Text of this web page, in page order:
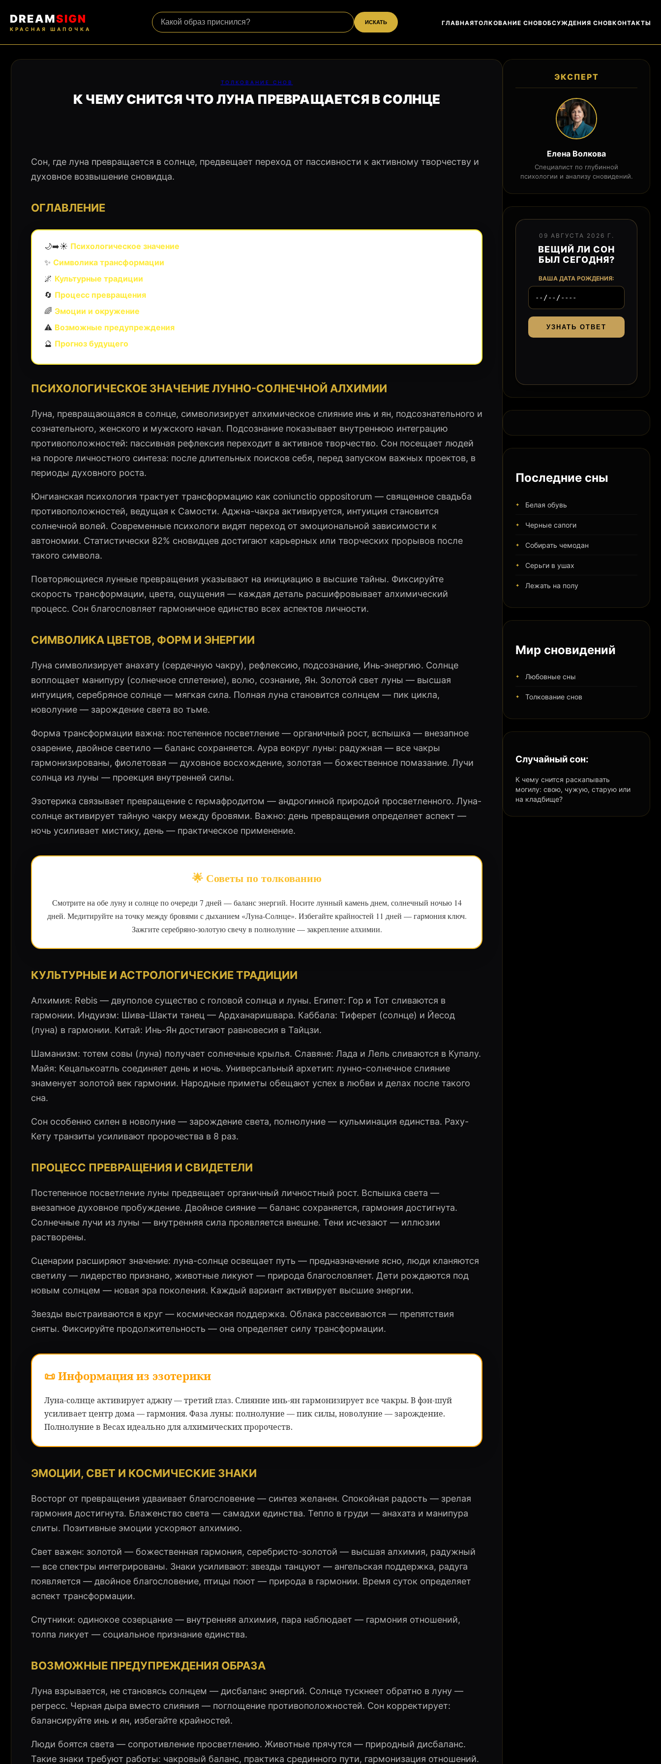
DREAMSIGN
КРАСНАЯ ШАПОЧКА
ИСКАТЬ ГЛАВНАЯТОЛКОВАНИЕ СНОВОБСУЖДЕНИЯ СНОВКОНТАКТЫ
ТОЛКОВАНИЕ СНОВ
К ЧЕМУ СНИТСЯ ЧТО ЛУНА ПРЕВРАЩАЕТСЯ В СОЛНЦЕ
Сон, где луна превращается в солнце, предвещает переход от пассивности к активному творчеству и
духовное возвышение сновидца.
ОГЛАВЛЕНИЕ
🌙➡️☀️ Психологическое значение
✨ Символика трансформации
🌌 Культурные традиции
🔄 Процесс превращения
🌈 Эмоции и окружение
⚠️ Возможные предупреждения
🔮 Прогноз будущего
ПСИХОЛОГИЧЕСКОЕ ЗНАЧЕНИЕ ЛУННО-СОЛНЕЧНОЙ АЛХИМИИ
Луна, превращающаяся в солнце, символизирует алхимическое слияние инь и ян, подсознательного и
сознательного, женского и мужского начал. Подсознание показывает внутреннюю интеграцию
противоположностей: пассивная рефлексия переходит в активное творчество. Сон посещает людей
на пороге личностного синтеза: после длительных поисков себя, перед запуском важных проектов, в
периоды духовного роста.
Юнгианская психология трактует трансформацию как coniunctio oppositorum — священное свадьба
противоположностей, ведущая к Самости. Аджна-чакра активируется, интуиция становится
солнечной волей. Современные психологи видят переход от эмоциональной зависимости к
автономии. Статистически 82% сновидцев достигают карьерных или творческих прорывов после
такого символа.
Повторяющиеся лунные превращения указывают на инициацию в высшие тайны. Фиксируйте
скорость трансформации, цвета, ощущения — каждая деталь расшифровывает алхимический
процесс. Сон благословляет гармоничное единство всех аспектов личности.
СИМВОЛИКА ЦВЕТОВ, ФОРМ И ЭНЕРГИИ
Луна символизирует анахату (сердечную чакру), рефлексию, подсознание, Инь-энергию. Солнце
воплощает манипуру (солнечное сплетение), волю, сознание, Ян. Золотой свет луны — высшая
интуиция, серебряное солнце — мягкая сила. Полная луна становится солнцем — пик цикла,
новолуние — зарождение света во тьме.
Форма трансформации важна: постепенное посветление — органичный рост, вспышка — внезапное
озарение, двойное светило — баланс сохраняется. Аура вокруг луны: радужная — все чакры
гармонизированы, фиолетовая — духовное восхождение, золотая — божественное помазание. Лучи
солнца из луны — проекция внутренней силы.
Эзотерика связывает превращение с гермафродитом — андрогинной природой просветленного. Луна-
солнце активирует тайную чакру между бровями. Важно: день превращения определяет аспект —
ночь усиливает мистику, день — практическое применение.
🌟 Советы по толкованию
Смотрите на обе луну и солнце по очереди 7 дней — баланс энергий. Носите лунный камень днем, солнечный ночью 14
дней. Медитируйте на точку между бровями с дыханием «Луна-Солнце». Избегайте крайностей 11 дней — гармония ключ.
Зажгите серебряно-золотую свечу в полнолуние — закрепление алхимии.
КУЛЬТУРНЫЕ И АСТРОЛОГИЧЕСКИЕ ТРАДИЦИИ
Алхимия: Rebis — двуполое существо с головой солнца и луны. Египет: Гор и Тот сливаются в
гармонии. Индуизм: Шива-Шакти танец — Ардханаришвара. Каббала: Тиферет (солнце) и Йесод
(луна) в гармонии. Китай: Инь-Ян достигают равновесия в Тайцзи.
Шаманизм: тотем совы (луна) получает солнечные крылья. Славяне: Лада и Лель сливаются в Купалу.
Майя: Кецалькоатль соединяет день и ночь. Универсальный архетип: лунно-солнечное слияние
знаменует золотой век гармонии. Народные приметы обещают успех в любви и делах после такого
сна.
Сон особенно силен в новолуние — зарождение света, полнолуние — кульминация единства. Раху-
Кету транзиты усиливают пророчества в 8 раз.
ПРОЦЕСС ПРЕВРАЩЕНИЯ И СВИДЕТЕЛИ
Постепенное посветление луны предвещает органичный личностный рост. Вспышка света —
внезапное духовное пробуждение. Двойное сияние — баланс сохраняется, гармония достигнута.
Солнечные лучи из луны — внутренняя сила проявляется внешне. Тени исчезают — иллюзии
растворены.
Сценарии расширяют значение: луна-солнце освещает путь — предназначение ясно, люди кланяются
светилу — лидерство признано, животные ликуют — природа благословляет. Дети рождаются под
новым солнцем — новая эра поколения. Каждый вариант активирует высшие энергии.
Звезды выстраиваются в круг — космическая поддержка. Облака рассеиваются — препятствия
сняты. Фиксируйте продолжительность — она определяет силу трансформации.
📜 Информация из эзотерики
Луна-солнце активирует аджну — третий глаз. Слияние инь-ян гармонизирует все чакры. В фэн-шуй
усиливает центр дома — гармония. Фаза луны: полнолуние — пик силы, новолуние — зарождение.
Полнолуние в Весах идеально для алхимических пророчеств.
ЭМОЦИИ, СВЕТ И КОСМИЧЕСКИЕ ЗНАКИ
Восторг от превращения удваивает благословение — синтез желанен. Спокойная радость — зрелая
гармония достигнута. Блаженство света — самадхи единства. Тепло в груди — анахата и манипура
слиты. Позитивные эмоции ускоряют алхимию.
Свет важен: золотой — божественная гармония, серебристо-золотой — высшая алхимия, радужный
— все спектры интегрированы. Знаки усиливают: звезды танцуют — ангельская поддержка, радуга
появляется — двойное благословение, птицы поют — природа в гармонии. Время суток определяет
аспект трансформации.
Спутники: одинокое созерцание — внутренняя алхимия, пара наблюдает — гармония отношений,
толпа ликует — социальное признание единства.
ВОЗМОЖНЫЕ ПРЕДУПРЕЖДЕНИЯ ОБРАЗА
Луна взрывается, не становясь солнцем — дисбаланс энергий. Солнце тускнеет обратно в луну —
регресс. Черная дыра вместо слияния — поглощение противоположностей. Сон корректирует:
балансируйте инь и ян, избегайте крайностей.
Люди боятся света — сопротивление просветлению. Животные прячутся — природный дисбаланс.
Такие знаки требуют работы: чакровый баланс, практика срединного пути, гармонизация отношений.
ЭКСПЕРТ
Елена Волкова
Специалист по глубинной
психологии и анализу сновидений.
09 АВГУСТА 2026 Г.
ВЕЩИЙ ЛИ СОН
БЫЛ СЕГОДНЯ?
ВАША ДАТА РОЖДЕНИЯ:
УЗНАТЬ ОТВЕТ
Последние сны
Белая обувь
Черные сапоги
Собирать чемодан
Серьги в ушах
Лежать на полу
Мир сновидений
Любовные сны
Толкование снов
Случайный сон:
К чему снится раскапывать
могилу: свою, чужую, старую или
на кладбище?